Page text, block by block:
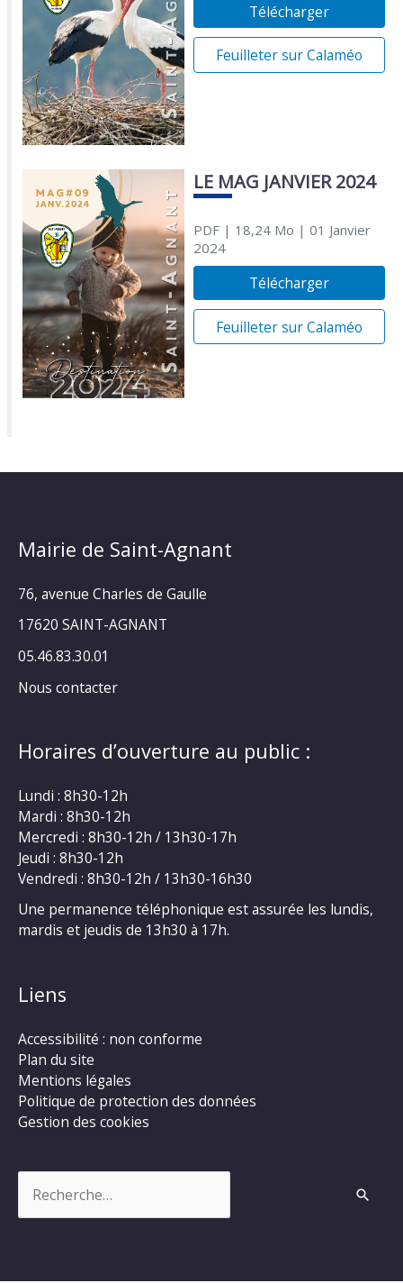
Télécharger
Feuilleter sur Calaméo
LE MAG JANVIER 2024
PDF| 18,24 Mo | 01 Janvier
2024
Télécharger
Feuilleter sur Calaméo
Mairie de Saint-Agnant
76, avenue Charles de Gaulle
17620 SAINT-AGNANT
05.46.83.30.01
Nous contacter
Horaires d’ouverture au public :
Lundi : 8h30-12h
Mardi : 8h30-12h
Mercredi : 8h30-12h / 13h30-17h
Jeudi : 8h30-12h
Vendredi : 8h30-12h / 13h30-16h30
Une permanence téléphonique est assurée les lundis,
mardis et jeudis de 13h30 à 17h.
Liens
Accessibilité : non conforme
Plan du site
Mentions légales
Politique de protection des données
Gestion des cookies